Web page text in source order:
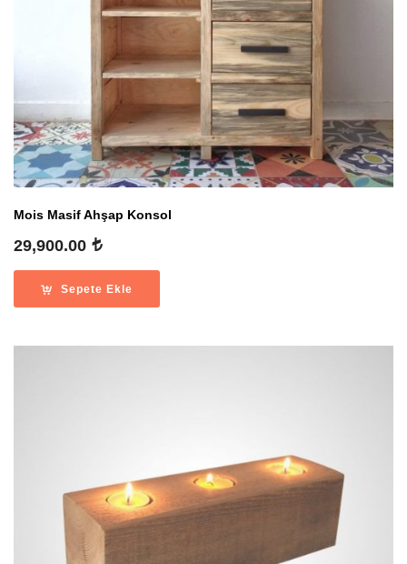
Mois Masif Ahşap Konsol
29,900.00
Sepete Ekle